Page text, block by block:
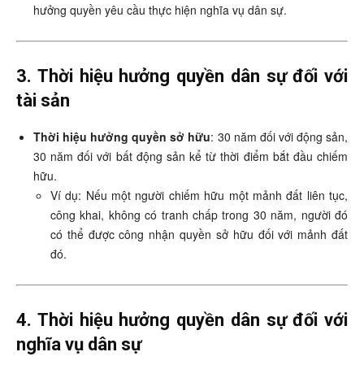
hưởng quyền yêu cầu thực hiện nghĩa vụ dân sự.
3. Thời hiệu hưởng quyền dân sự đối với
tài sản
Thời hiệu hưởng quyền sở hữu: 30 năm đối với động sản,
30 năm đối với bất động sản kể từ thời điểm bắt đầu chiếm
hữu.
Ví dụ: Nếu một người chiếm hữu một mảnh đất liên tục,
công khai, không có tranh chấp trong 30 năm, người đó
có thể được công nhận quyền sở hữu đối với mảnh đất
đó.
4. Thời hiệu hưởng quyền dân sự đối với
nghĩa vụ dân sự